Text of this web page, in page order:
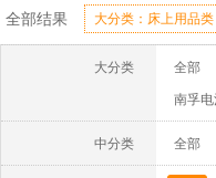
全部结果 大分类：床上用品类
大分类 全部
南孚
中分类 全部